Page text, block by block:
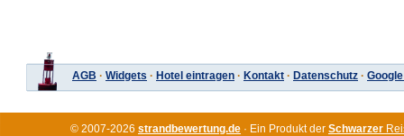
AGB · Widgets · Hotel eintragen · Kontakt · Datenschutz ·
© 2007-2026 strandbewertung.de · Ein Produkt der Schwarzer